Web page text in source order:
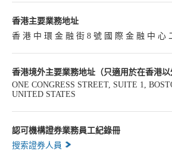
香港主要業務地址
香 港 中 環 金 融 街 8 號 國 際 金 融 中 心
香港境外主要業務地址（只適用於在香港以
ONE CONGRESS STREET, SUITE 1,
UNITED STATES
認可機構證券業務員工紀錄冊
搜索證券人員